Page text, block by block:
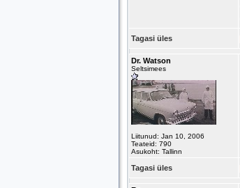
Tagasi üles
Dr. Watson
Seltsimees
Liitunud: Jan 10, 2006
Teateid: 790
Asukoht: Tallinn
Tagasi üles